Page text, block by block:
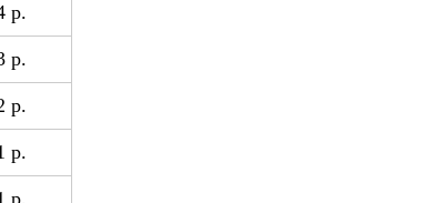
р.
р.
р.
р.
р.